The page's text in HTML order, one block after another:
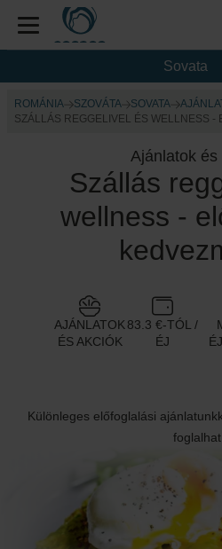
Sovata
ROMÁNIA SZOVÁTA SOVATA
SZÁLLÁS REGGELIVEL ÉS WELLNESS -
Ajánlatok és
Szállás
wellness -
AJÁNLATOK
ÉS AKCIÓK
83.3 €-TÓL /
ÉJ
Különleges előfoglalási
foglalhat.